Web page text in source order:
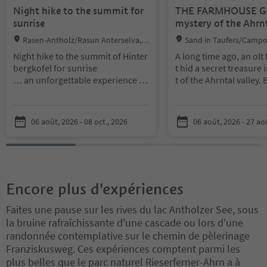
Night hike to the summit for
sunrise
Location:
Rasen-Antholz/Rasun Anterselva, D
rones
Night hike to the summit of Hinter
bergkofel for sunrise
… an unforgettable experience in
Programme:
Meeting point at 02:20 am (please
Transfer by private car to the Stall
er Saddle (2,052 m).
Ascent to Hinterbergkofel (2,725
m) – walking time approx. 2 hour
s. At the summit, a spectacular su
nrise with breathtaking panorami
c views awaits.
06 août, 2026 - 08 oct., 2026
THE FARMHOUSE
mystery of the
Location:
Sand in Taufers/
A long time ago, an
t hid a secret treasure
t of the Ahrntal valley.
ble to find it. So he
enges a exciting clues.
* Children ages 6 to 12
* Inclusive little snack
* Travel by public bus.
thout the Südtirol
the bus ticket
* Pick up time and
06 août, 2026 - 27
Encore plus d'expériences
Faites une pause sur les rives du lac Antholzer See, sous
la bruine rafraîchissante d'une cascade ou lors d'une
randonnée contemplative sur le chemin de pèlerinage
Franziskusweg. Ces expériences comptent parmi les
plus belles que le parc naturel Rieserferner-Ahrn a à